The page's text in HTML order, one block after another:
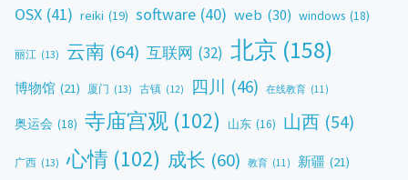
OSX (41) reiki (19) software (40) web (30) windows (18)
丽江 (13) 云南 (64) 互联网 (32) 北京 (158)
博物馆 (21) 厦门 (13) 古镇 (12) 四川 (46) 在线教育 (11)
奥运会 (18) 寺庙宫观 (102) 山东 (16) 山西 (54)
广西 (13) 心情 (102) 成长 (60) 教育 (11) 新疆 (21)